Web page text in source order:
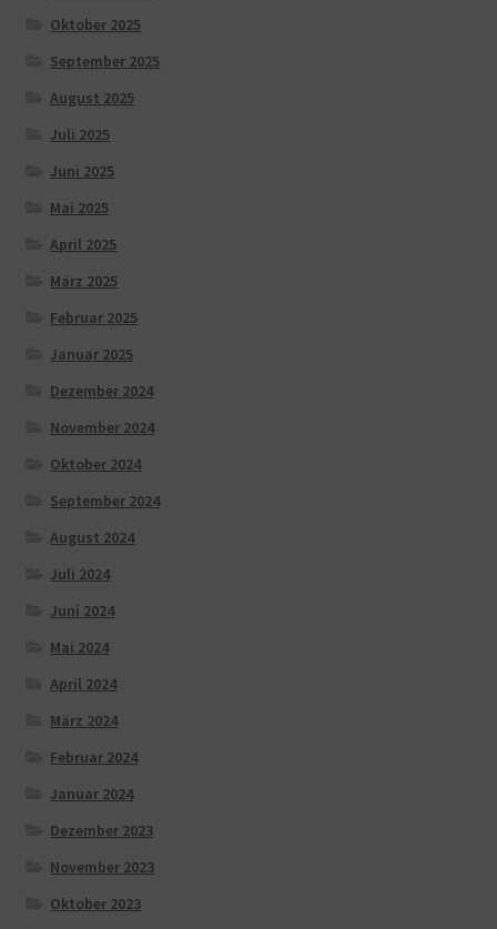
Oktober 2025
September 2025
August 2025
Juli 2025
Juni 2025
Mai 2025
April 2025
März 2025
Februar 2025
Januar 2025
Dezember 2024
November 2024
Oktober 2024
September 2024
August 2024
Juli 2024
Juni 2024
Mai 2024
April 2024
März 2024
Februar 2024
Januar 2024
Dezember 2023
November 2023
Oktober 2023